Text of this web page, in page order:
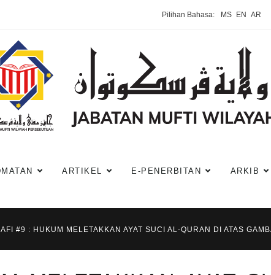
Pilihan Bahasa: MS EN AR
ARTIKEL E-PENERBITAN ARKIB